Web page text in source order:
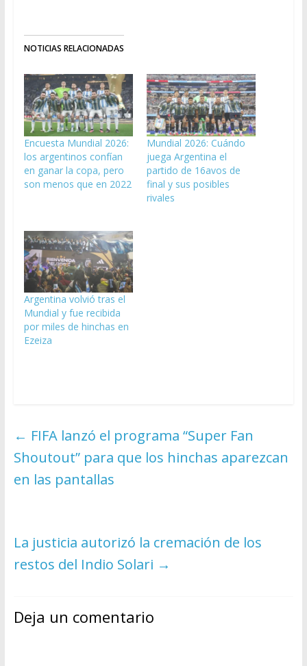
NOTICIAS RELACIONADAS
Encuesta Mundial 2026:
los argentinos confían
en ganar la copa, pero
son menos que en 2022
Mundial 2026: Cuándo
juega Argentina el
partido de 16avos de
final y sus posibles
rivales
Argentina volvió tras el
Mundial y fue recibida
por miles de hinchas en
Ezeiza
← FIFA lanzó el programa “Super Fan
Shoutout” para que los hinchas aparezcan
en las pantallas
La justicia autorizó la cremación de los
restos del Indio Solari →
Deja un comentario